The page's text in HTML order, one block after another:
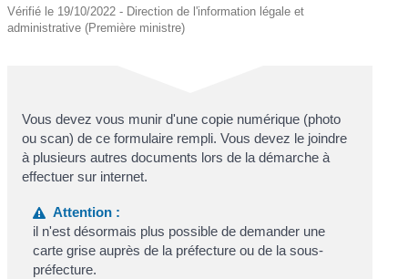
Vérifié le 19/10/2022 - Direction de l'information légale et
administrative (Première ministre)
Vous devez vous munir d'une copie numérique (photo
ou scan) de ce formulaire rempli. Vous devez le joindre
à plusieurs autres documents lors de la démarche à
effectuer sur internet.
Attention :
il n'est désormais plus possible de demander une
carte grise auprès de la préfecture ou de la sous-
préfecture.